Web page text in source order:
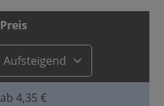
Preis
ab 4,35 €